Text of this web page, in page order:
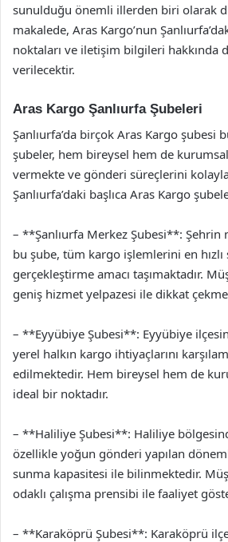
sunulduğu önemli illerden biri olarak
makalede, Aras Kargo’nun
noktaları ve iletişim bilgileri hakkında
verilecektir.
Aras Kargo Şanlıurfa Şubeleri
Şanlıurfa’da birçok Aras Kargo şubesi
şubeler, hem bireysel hem de
vermekte ve gönderi süreçlerini
Şanlıurfa’daki başlıca Aras Kargo
– **Şanlıurfa Merkez Şubesi**: Şehrin
bu şube, tüm kargo işlemlerini en hızlı
gerçekleştirme amacı taşımaktadır.
geniş hizmet yelpazesi ile dikkat
– **Eyyübiye Şubesi**: Eyyübiye
yerel halkın kargo ihtiyaçlarını
edilmektedir. Hem bireysel hem de
ideal bir noktadır.
– **Haliliye Şubesi**: Haliliye
özellikle yoğun gönderi yapılan
sunma kapasitesi ile bilinmektedir.
odaklı çalışma prensibi ile faaliyet
– **Karaköprü Şubesi**: Karaköprü